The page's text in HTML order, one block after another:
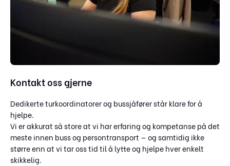
Kontakt oss gjerne
Dedikerte turkoordinatorer og bussjåfører står klare for å
hjelpe.
Vi er akkurat så store at vi har erfaring og kompetanse på det
meste innen buss og persontransport — og samtidig ikke
større enn at vi tar oss tid til å lytte og hjelpe hver enkelt
skikkelig.